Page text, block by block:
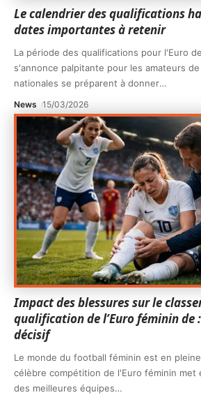
Le calendrier des qualifications
dates importantes à retenir
La période des qualifications pour l'Euro
s'annonce palpitante pour les amateurs
nationales se préparent à donner…
News 15/03/2026
Impact des blessures sur le
qualification de l’Euro féminin de
décisif
Le monde du football féminin est en
célèbre compétition de l'Euro féminin met
des meilleures équipes…